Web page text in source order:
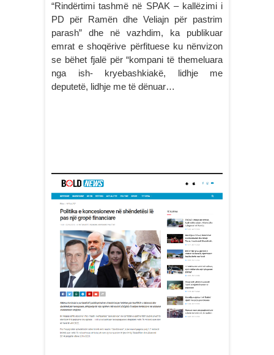
“Rindërtimi tashmë në SPAK – kallëzimi i
PD për Ramën dhe Veliajn për pastrim
parash” dhe në vazhdim, ka publikuar
emrat e shoqërive përfituese ku nënvizon
se bëhet fjalë për “kompani të themeluara
nga ish- kryebashkiakë, lidhje me
deputetë, lidhje me të dënuar…